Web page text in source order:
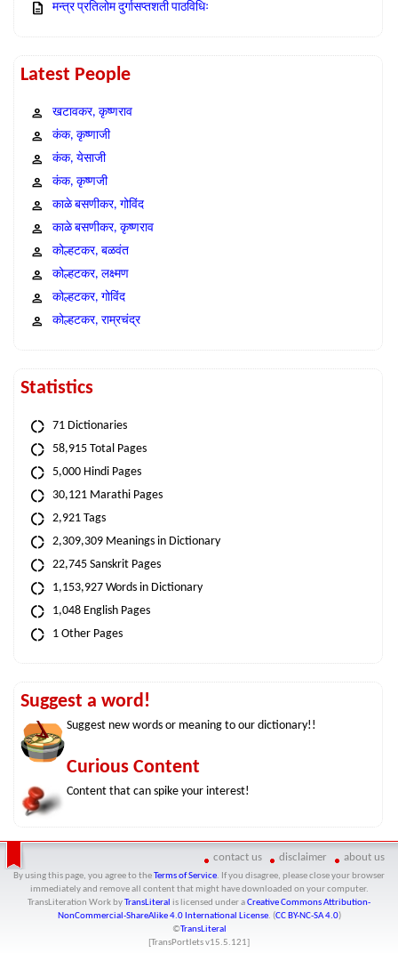
मन्त्र प्रतिलोम दुर्गासप्तशती पाठविधिः
Latest People
खटावकर, कृष्णराव
कंक, कृष्णाजी
कंक, येसाजी
कंक, कृष्णजी
काळे बसणीकर, गोविंद
काळे बसणीकर, कृष्णराव
कोल्हटकर, बळवंत
कोल्हटकर, लक्ष्मण
कोल्हटकर, गोविंद
कोल्हटकर, राम्रचंद्र
Statistics
71 Dictionaries
58,915 Total Pages
5,000 Hindi Pages
30,121 Marathi Pages
2,921 Tags
2,309,309 Meanings in Dictionary
22,745 Sanskrit Pages
1,153,927 Words in Dictionary
1,048 English Pages
1 Other Pages
Suggest a word!
Suggest new words or meaning to our dictionary!!
Curious Content
Content that can spike your interest!
contact us disclaimer about us
By using this page, you agree to the Terms of Service. If you disagree, please close your browser
immediately and remove all content that might have downloaded on your computer.
TransLiteration Workby TransLiteral is licensed under aCreative Commons Attribution-
NonCommercial-ShareAlike 4.0 International License. (CC BY-NC-SA 4.0)
©TransLiteral
[TransPortlets v15.5.121